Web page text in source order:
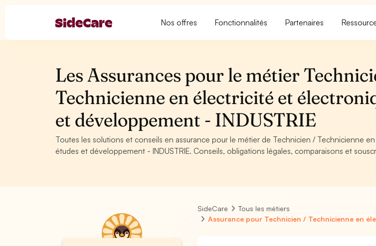
Nos offres Fonctionnalités Partenaires
Les Assurances pour le métier
Technicienne en électricité et
et développement - INDUSTRIE
Toutes les solutions et conseils en assurance pour le métier de Technicien / Technicienne
études et développement - INDUSTRIE. Conseils, obligations légales, comparaisons et
SideCare
Tous les métiers
Assurance pour Technicien / Technicienne en